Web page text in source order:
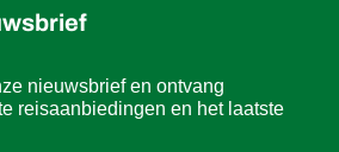
nieuwsbrief en ontvang
reisaanbiedingen en het laatste